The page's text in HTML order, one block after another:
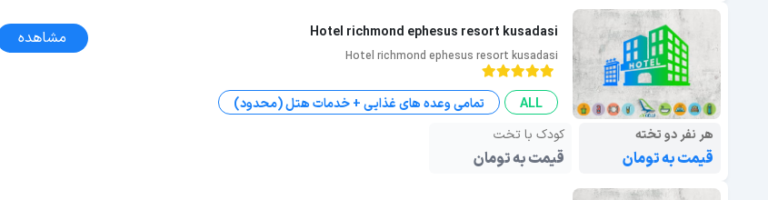
Hotel richmond ephesus resort kusadasi
Hotel richmond ephesus resort kusadasi
مشاهده
ALL
تمامی وعده های غذایی + خدمات هتل (محدود)
هر نفر دو تخته
قیمت به تومان
کودک با تخت
قیمت به تومان